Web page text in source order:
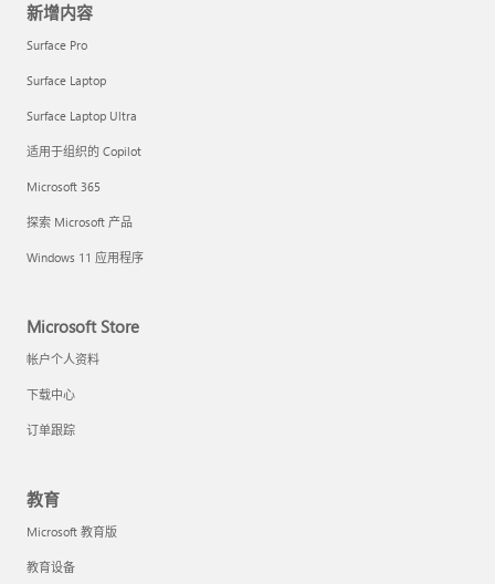
新增内容
Surface Pro
Surface Laptop
Surface Laptop Ultra
适用于组织的 Copilot
Microsoft 365
探索 Microsoft 产品
Windows 11 应用程序
Microsoft Store
帐户个人资料
下载中心
订单跟踪
教育
Microsoft 教育版
教育设备